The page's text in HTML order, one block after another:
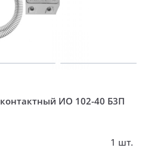
ИО 102-40 Б3П
1 шт.